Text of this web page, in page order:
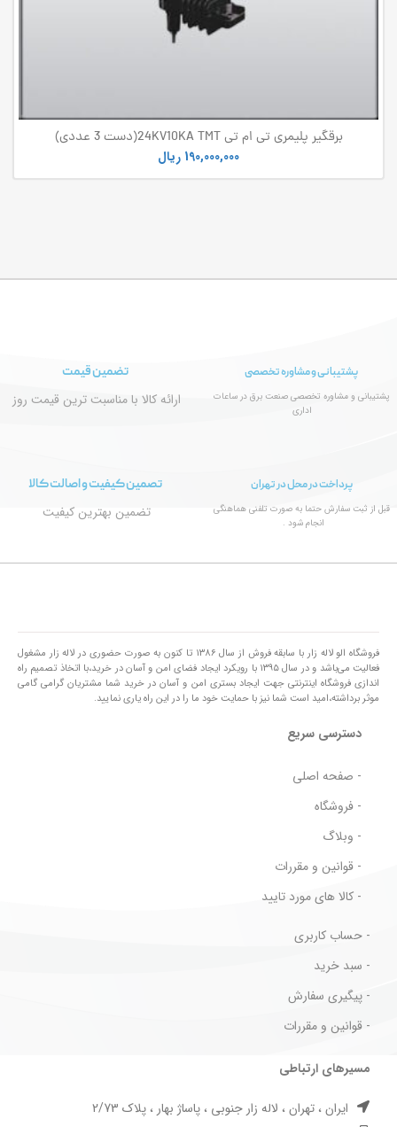
برقگیر پلیمری تی ام تی 24KV10KA TMT(دست 3 عددی)
190,000,000 ریال
پشتیبانی و مشاوره تخصصی
پشتیبانی و مشاوره تخصصی صنعت برق در ساعات
اداری
تضمین قیمت
ارائه کالا با مناسبت ترین قیمت روز
پرداخت در محل در تهران
قبل از ثبت سفارش حتما به صورت تلفنی هماهنگی
انجام شود .
تصمین کیفیت و اصالت کالا
تضمین بهترین کیفیت
فروشگاه الو لاله زار با سابقه فروش از سال ۱۳۸۶ تا کنون به صورت حضوری در لاله زار مشغول
فعالیت می‌باشد و در سال ۱۳۹۵ با رویکرد ایجاد فضای امن و آسان در خرید،با اتخاذ تصمیم راه
اندازی فروشگاه اینترنتی جهت ایجاد بستری امن و آسان در خرید شما مشتریان گرامی گامی
موثر برداشته،امید است شما نیز با حمایت خود ما را در این راه یاری نمایید.
دسترسی سریع
- صفحه اصلی
- فروشگاه
- وبلاگ
- قوانین و مقررات
- کالا های مورد تایید
- حساب کاربری
- سبد خرید
- پیگیری سفارش
- قوانین و مقررات
مسیرهای ارتباطی
ایران ، تهران ، لاله زار جنوبی ، پاساژ بهار ، پلاک 2/73